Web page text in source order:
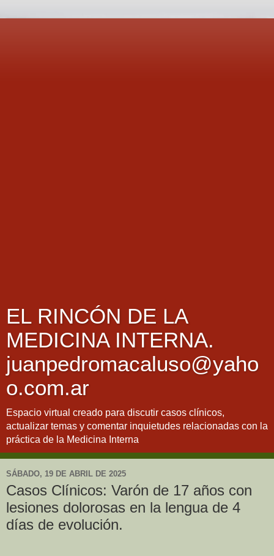
EL RINCÓN DE LA
MEDICINA INTERNA.
juanpedromacaluso@yaho
o.com.ar
Espacio virtual creado para discutir casos clínicos,
actualizar temas y comentar inquietudes relacionadas con la
práctica de la Medicina Interna
SÁBADO, 19 DE ABRIL DE 2025
Casos Clínicos: Varón de 17 años con
lesiones dolorosas en la lengua de 4
días de evolución.